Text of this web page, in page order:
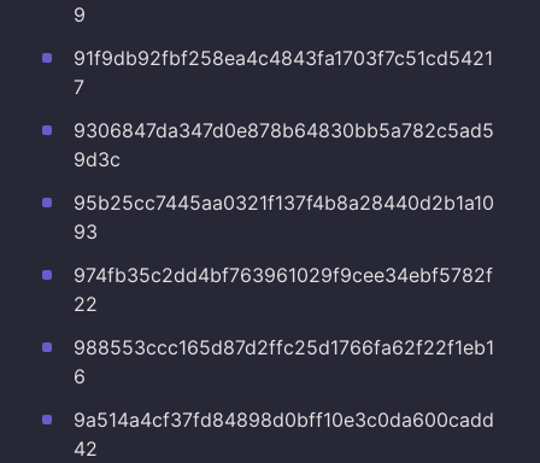
9
91f9db92fbf258ea4c4843fa1703f7c51cd5421
7
9306847da347d0e878b64830bb5a782c5ad5
9d3c
95b25cc7445aa0321f137f4b8a28440d2b1a10
93
974fb35c2dd4bf763961029f9cee34ebf5782f
22
988553ccc165d87d2ffc25d1766fa62f22f1eb1
6
9a514a4cf37fd84898d0bff10e3c0da600cadd
42